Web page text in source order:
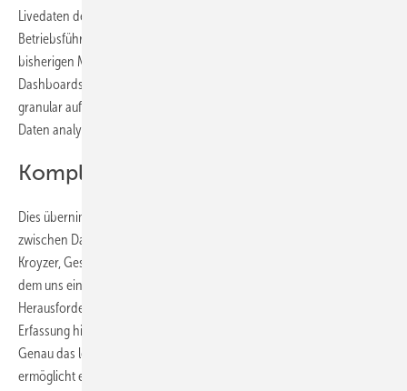
Livedaten der Anlage konkrete Handlungsempfehlungen für den
Betriebsführer generiert. Damit geht Sunnie einen Schritt weiter als die
bisherigen Managementsysteme. Denn diese basieren auf
Dashboards, die zwar Livedaten aus der Anlage unterschiedlich
granular aufgelöst anzeigen, doch die Betriebsführer müssen die
Daten analysieren und die notwendigen Reaktionen ableiten.
Komplexe Daten handhaben
Dies übernimmt bei Sunnie die KI. „Mit Sunnie haben wir die Lücke
zwischen Daten und Entscheidungsfindung geschlossen“, erklärt Gil
Kroyzer, Geschäftsführer von Solargik. „Im Informationszeitalter, in
dem uns eine Fülle von Daten zur Verfügung steht, hat sich die
Herausforderung für Solaranlagen von der Zugänglichkeit und
Erfassung hin zur Gewinnung umsetzbarer Erkenntnisse verlagert.
Genau das leistet Sunnie: Es verwandelt Komplexität in Klarheit und
ermöglicht es Betreibern, in Echtzeit auf reale Bedingungen zu